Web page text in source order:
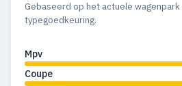
1974
1972
Gebaseerd op het actuele wagenpark
typegoedkeuring.
Mpv
Coupe